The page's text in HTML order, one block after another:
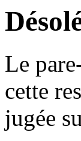
Le
cette
jugée